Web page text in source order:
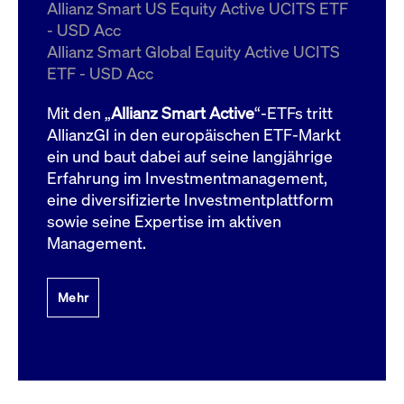
Allianz Smart US Equity Active UCITS ETF
- USD Acc
Allianz Smart Global Equity Active UCITS
ETF - USD Acc
Mit den „Allianz Smart Active“-ETFs tritt
AllianzGI in den europäischen ETF-Markt
ein und baut dabei auf seine langjährige
Erfahrung im Investmentmanagement,
eine diversifizierte Investmentplattform
sowie seine Expertise im aktiven
Management.
Mehr
ApplicationGatewayAffinityCORS
boerse.com
Domain
bis